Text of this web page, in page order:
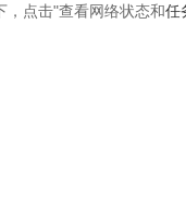
，点击"查看网络状态和任